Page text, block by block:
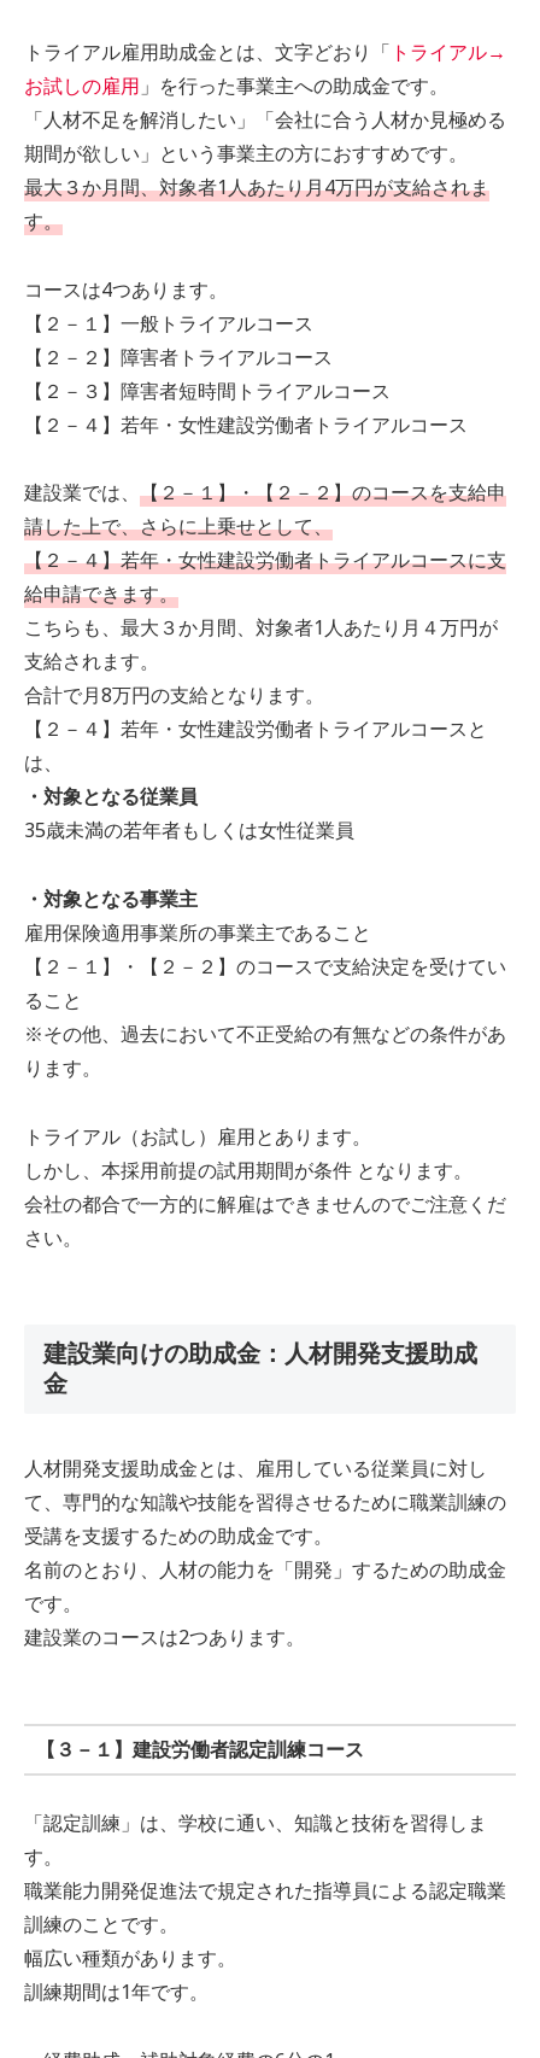
トライアル雇用助成金とは、文字どおり「 トライアル→
お試しの雇用 」を行った事業主への助成金です。
「人材不足を解消したい」「会社に合う人材か見極める
期間が欲しい」という事業主の方におすすめです。
最大３か月間、対象者1人あたり月4万円が支給されま
す。
コースは4つあります。
【２－１】一般トライアルコース
【２－２】障害者トライアルコース
【２－３】障害者短時間トライアルコース
【２－４】若年・女性建設労働者トライアルコース
建設業では、 【２－１】・【２－２】のコースを支給申
請した上で、さらに上乗せとして、
【２－４】若年・女性建設労働者トライアルコースに支
給申請できます。
こちらも、最大３か月間、対象者1人あたり月４万円が
支給されます。
合計で月8万円の支給となります。
【２－４】若年・女性建設労働者トライアルコースと
は、
・対象となる従業員
35歳未満の若年者もしくは女性従業員
・対象となる事業主
雇用保険適用事業所の事業主であること
【２－１】・【２－２】のコースで支給決定を受けてい
ること
※その他、過去において不正受給の有無などの条件があ
ります。
トライアル（お試し）雇用とあります。
しかし、本採用前提の試用期間が条件 となります。
会社の都合で一方的に解雇はできませんのでご注意くだ
さい。
建設業向けの助成金：人材開発支援助成
金
人材開発支援助成金とは、雇用している従業員に対し
て、専門的な知識や技能を習得させるために職業訓練の
受講を支援するための助成金です。
名前のとおり、人材の能力を「開発」するための助成金
です。
建設業のコースは2つあります。
【３－１】建設労働者認定訓練コース
「認定訓練」は、学校に通い、知識と技術を習得しま
す。
職業能力開発促進法で規定された指導員による認定職業
訓練のことです。
幅広い種類があります。
訓練期間は1年です。